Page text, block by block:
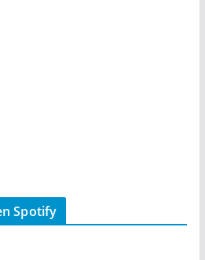
Spotify